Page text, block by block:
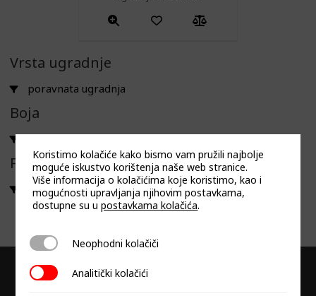
Vrsta ugradnje
poravnata ugradnja
Boja
CRNA
Filtriraj prema linija
CULINASYNC ADVANCED
Koristimo kolačiće kako bismo vam pružili najbolje
moguće iskustvo korištenja naše web stranice.
Više informacija o kolačićima koje koristimo, kao i
mogućnosti upravljanja njihovim postavkama,
dostupne su upostavkama kolačića.
Neophodni kolačiči
Neophodni kolačiči
Analitički kolačići
Analitički kolačići